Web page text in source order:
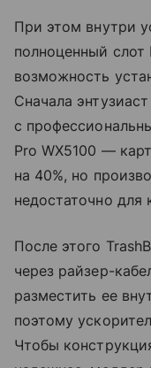
При этом внутри
полноценный слот
возможность
Сначала
с
Pro WX5100 —
на 40%, но
недостаточно для
После этого
через райзер-
разместить ее
поэтому
Чтобы